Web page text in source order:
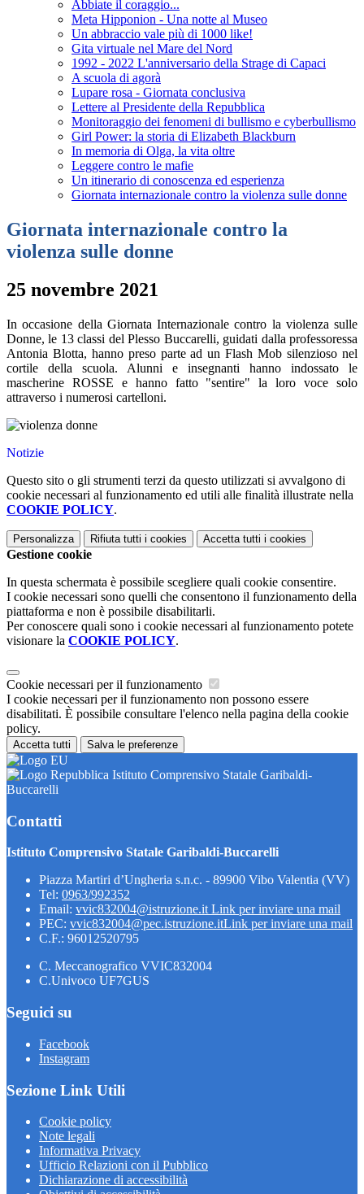
Abbiate il coraggio...
Meta Hipponion - Una notte al Museo
Un abbraccio vale più di 1000 like!
Gita virtuale nel Mare del Nord
1992 - 2022 L'anniversario della Strage di Capaci
A scuola di agorà
Lupare rosa - Giornata conclusiva
Lettere al Presidente della Repubblica
Monitoraggio dei fenomeni di bullismo e cyberbullismo
Girl Power: la storia di Elizabeth Blackburn
In memoria di Olga, la vita oltre
Leggere contro le mafie
Un itinerario di conoscenza ed esperienza
Giornata internazionale contro la violenza sulle donne
Giornata internazionale contro la
violenza sulle donne
25 novembre 2021
In occasione della Giornata Internazionale contro la violenza sulle
Donne, le 13 classi del Plesso Buccarelli, guidati dalla professoressa
Antonia Blotta, hanno preso parte ad un Flash Mob silenzioso nel
cortile della scuola. Alunni e insegnanti hanno indossato le
mascherine ROSSE e hanno fatto "sentire" la loro voce solo
attraverso i numerosi cartelloni.
Notizie
Questo sito o gli strumenti terzi da questo utilizzati si avvalgono di
cookie necessari al funzionamento ed utili alle finalità illustrate nella
COOKIE POLICY.
Personalizza Rifiuta tutti i cookies Accetta tutti i cookies
Gestione cookie
In questa schermata è possibile scegliere quali cookie consentire.
I cookie necessari sono quelli che consentono il funzionamento della
piattaforma e non è possibile disabilitarli.
Per conoscere quali sono i cookie necessari al funzionamento potete
visionare la COOKIE POLICY.
Cookie necessari per il funzionamento
I cookie necessari per il funzionamento non possono essere
disabilitati. È possibile consultare l'elenco nella pagina della cookie
policy.
Accetta tutti Salva le preferenze
Istituto Comprensivo Statale Garibaldi-
Buccarelli
Contatti
Istituto Comprensivo Statale Garibaldi-Buccarelli
Piazza Martiri d’Ungheria s.n.c. - 89900 Vibo Valentia (VV)
Tel: 0963/992352
Email: vvic832004@istruzione.itLink per inviare una mail
PEC: vvic832004@pec.istruzione.itLink per inviare una mail
C.F.: 96012520795
C. Meccanografico VVIC832004
C.Univoco UF7GUS
Seguici su
Facebook
Instagram
Sezione Link Utili
Cookie policy
Note legali
Informativa Privacy
Ufficio Relazioni con il Pubblico
Dichiarazione di accessibilità